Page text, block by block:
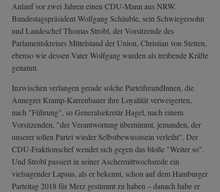
Anlauf vor zwei Jahren einen CDU-Mann aus NRW.
Bundestagspräsident Wolfgang Schäuble, sein Schwiegersohn
und Landeschef Thomas Strobl, der Vorsitzende des
Parlamentskreises Mittelstand der Union, Christian von Stetten,
ebenso wie dessen Vater Wolfgang wurden als treibende Kräfte
genannt.
Inzwischen verlangen gerade solche ParteifreundInnen, die
Annegret Kramp-Karrenbauer ihre Loyalität verweigerten,
nach "Führung", so Generalsekretär Hagel, nach einem
Vorsitzenden, "der Verantwortung übernimmt, jemanden, der
unserer tollen Partei wieder Selbstbewusstsein verleiht". Der
CDU-Fraktionschef wendet sich gegen das bloße "Weiter so".
Und Strobl passiert in seiner Aschermittwochsrede ein
vielsagender Lapsus, als er bekennt, schon auf dem Hamburger
Parteitag 2018 für Merz gestimmt zu haben – danach habe er